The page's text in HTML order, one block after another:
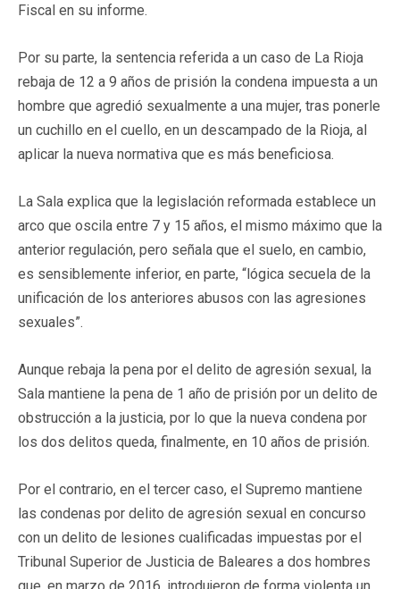
Fiscal en su informe.
Por su parte, la sentencia referida a un caso de La Rioja
rebaja de 12 a 9 años de prisión la condena impuesta a un
hombre que agredió sexualmente a una mujer, tras ponerle
un cuchillo en el cuello, en un descampado de la Rioja, al
aplicar la nueva normativa que es más beneficiosa.
La Sala explica que la legislación reformada establece un
arco que oscila entre 7 y 15 años, el mismo máximo que la
anterior regulación, pero señala que el suelo, en cambio,
es sensiblemente inferior, en parte, “lógica secuela de la
unificación de los anteriores abusos con las agresiones
sexuales”.
Aunque rebaja la pena por el delito de agresión sexual, la
Sala mantiene la pena de 1 año de prisión por un delito de
obstrucción a la justicia, por lo que la nueva condena por
los dos delitos queda, finalmente, en 10 años de prisión.
Por el contrario, en el tercer caso, el Supremo mantiene
las condenas por delito de agresión sexual en concurso
con un delito de lesiones cualificadas impuestas por el
Tribunal Superior de Justicia de Baleares a dos hombres
que, en marzo de 2016, introdujeron de forma violenta un